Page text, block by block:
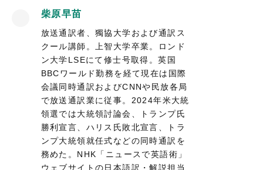
柴原早苗
放送通訳者、獨協大学および通訳ス
クール講師。上智大学卒業。ロンド
ン大学LSEにて修士号取得。英国
BBCワールド勤務を経て現在は国際
会議同時通訳およびCNNや民放各局
で放送通訳業に従事。2024年米大統
領選では大統領討論会、トランプ氏
勝利宣言、ハリス氏敗北宣言、トラ
ンプ大統領就任式などの同時通訳を
務めた。NHK「ニュースで英語術」
ウェブサイトの日本語訳・解説担当